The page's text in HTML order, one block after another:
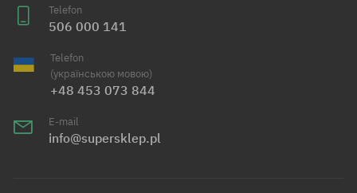
Telefon
506 000 141
Telefon
(українською мовою)
+48 453 073 844
E-mail
info@supersklep.pl